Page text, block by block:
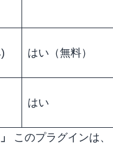
はい（無料）
はい
このプラグインは、